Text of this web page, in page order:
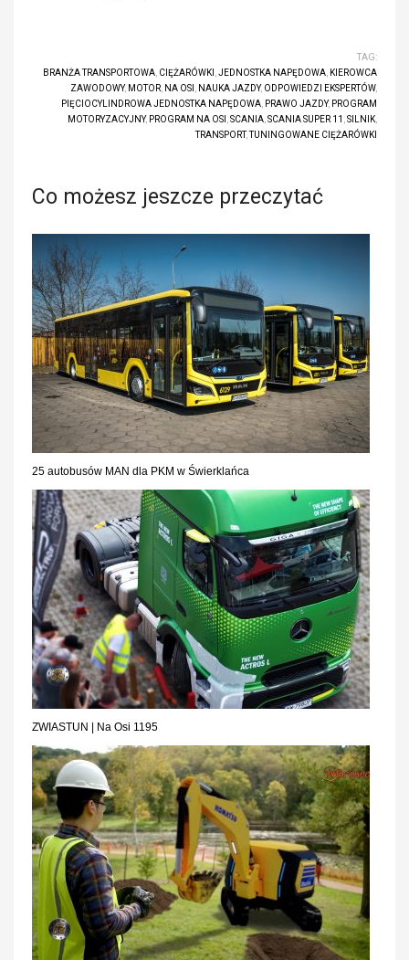
TAG:
BRANŻA TRANSPORTOWA, CIĘŻARÓWKI ,JEDNOSTKA NAPĘDOWA, KIEROWCA
ZAWODOWY, MOTOR, NA OSI , NAUKA JAZDY, ODPOWIEDZI EKSPERTÓW,
PIĘCIOCYLINDROWA JEDNOSTKA NAPĘDOWA, PRAWO JAZDY, PROGRAM
MOTORYZACYJNY, PROGRAM NA OSI ,SCANIA,SCANIA SUPER 11 ,SILNIK,
TRANSPORT , TUNINGOWANE CIĘŻARÓWKI
Co możesz jeszcze przeczytać
25 autobusów MAN dla PKM w Świerklańca
ZWIASTUN | Na Osi 1195